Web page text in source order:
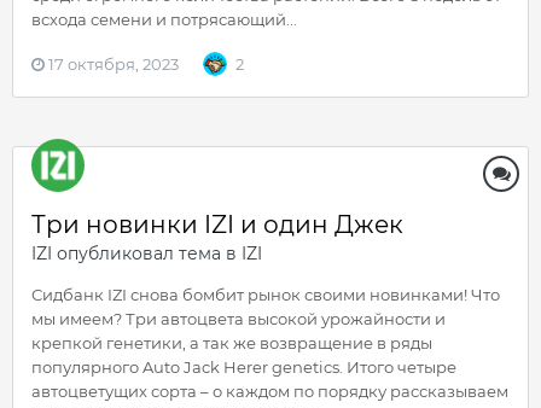
всхода семени и потрясающий...
17 октября, 2023 2
Три новинки IZI и один Джек
IZI опубликовал тема в IZI
Сидбанк IZI снова бомбит рынок своими новинками! Что
мы имеем? Три автоцвета высокой урожайности и
крепкой генетики, а так же возвращение в ряды
популярного Auto Jack Herer genetics. Итого четыре
автоцветущих сорта – о каждом по порядку рассказываем